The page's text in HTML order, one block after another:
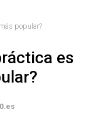
popular?
es